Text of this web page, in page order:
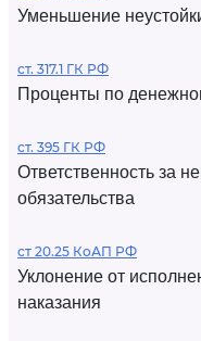
Уменьшение
ст. 317.1 ГК РФ
Проценты по
ст. 395 ГК РФ
Ответственность за
обязательства
ст 20.25 КоАП РФ
Уклонение от
наказания